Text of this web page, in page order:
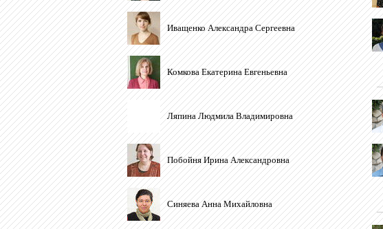
Иващенко Александра Сергеевна
Комкова Екатерина Евгеньевна
Ляпина Людмила Владимировна
Побойня Ирина Александровна
Синяева Анна Михайловна